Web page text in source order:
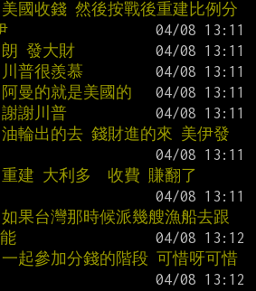
國收錢 然後按戰後重建比例分
發大財
普很羨慕
曼的就是美國的
謝川普
輪出的去 錢財進的來 美伊發
建 大利多  收費 賺翻了
果台灣那時候派幾艘漁船去跟
起參加分錢的階段 可惜呀可惜